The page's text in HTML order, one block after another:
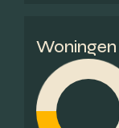
Woningen